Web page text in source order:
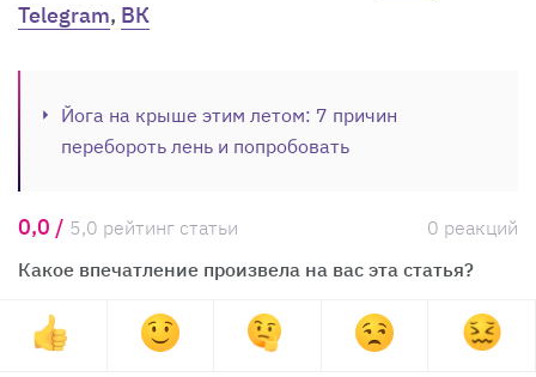
Telegram, ВК
Йога на крыше этим летом: 7 причин
перебороть лень и попробовать
0,0 / 5,0 рейтинг статьи
0 реакций
Какое впечатление произвела на вас эта статья?